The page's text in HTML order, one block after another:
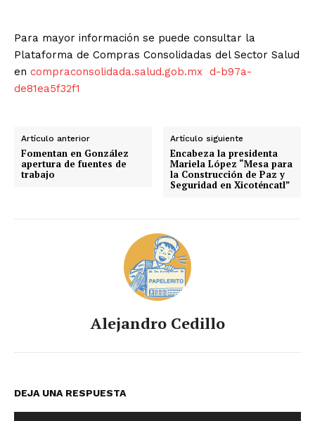
Para mayor información se puede consultar la
Plataforma de Compras Consolidadas del Sector Salud
en compraconsolidada.salud.gob.mx d-b97a-
de81ea5f32f1
Artículo anterior
Fomentan en González
apertura de fuentes de
trabajo
Artículo siguiente
Encabeza la presidenta
Mariela López “Mesa para
la Construcción de Paz y
Seguridad en Xicoténcatl”
Alejandro Cedillo
DEJA UNA RESPUESTA